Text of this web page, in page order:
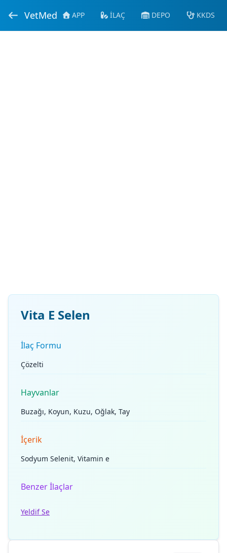
VetMed APP İLAÇ DEPO KKDS
Vita E Selen
İlaç Formu
Çözelti
Hayvanlar
Buzağı, Koyun, Kuzu, Oğlak, Tay
İçerik
Sodyum Selenit, Vitamin e
Benzer İlaçlar
Yeldif Se